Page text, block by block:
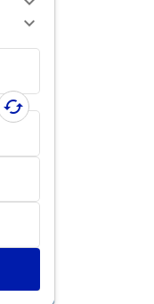
expand_more
cached